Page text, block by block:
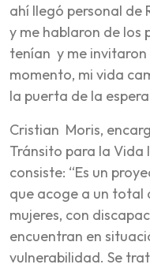
ahí llegó personal de
y me hablaron de los
tenían y me invitaron
momento, mi vida
la puerta de la
Cristian Moris,
Tránsito para la Vida
consiste: “Es un
que acoge a un total
mujeres, con
encuentran en
vulnerabilidad. Se